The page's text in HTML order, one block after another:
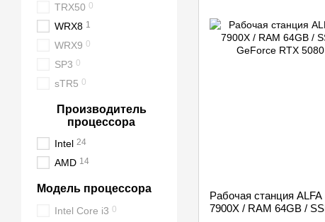
Рабочая станция
7900X / RAM 64GB /
TRX50 0
WRX8 1
WRX9 0
SP3 0
sTR5 0
Производитель
процессора
Intel 24
AMD 14
Модель процессора
Intel Core i3 0